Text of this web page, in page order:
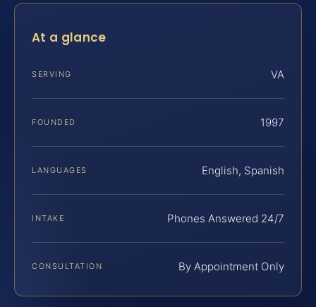
At a glance
SERVING VA
FOUNDED 1997
LANGUAGES English, Spanish
INTAKE Phones Answered 24/7
CONSULTATION By Appointment Only